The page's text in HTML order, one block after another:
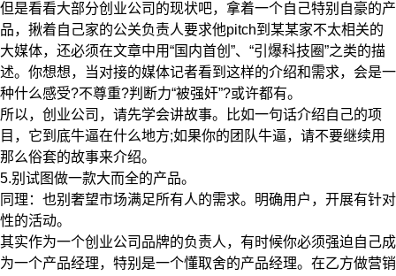
但是看看大部分创业公司的现状吧，拿着一个自己特别自豪的产
品，揪着自己家的公关负责人要求他pitch到某某家不太相关的
大媒体，还必须在文章中用“国内首创”、“引爆科技圈”之类的描
述。你想想，当对接的媒体记者看到这样的介绍和需求，会是一
种什么感受?不尊重?判断力“被强奸”?或许都有。
所以，创业公司，请先学会讲故事。比如一句话介绍自己的项
目，它到底牛逼在什么地方;如果你的团队牛逼，请不要继续用
那么俗套的故事来介绍。
5.别试图做一款大而全的产品。
同理：也别奢望市场满足所有人的需求。明确用户，开展有针对
性的活动。
其实作为一个创业公司品牌的负责人，有时候你必须强迫自己成
为一个产品经理，特别是一个懂取舍的产品经理。在乙方做营销